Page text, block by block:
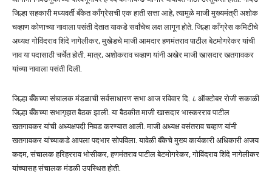
जिल्हा सहकारी मध्यवर्ती बँकेत काँग्रेसची एक हाती सत्ता आहे, त्यामुळे माजी मुख्यमंत्री अशोक
चव्हाण कोणाच्या नावाला पसंती देतात याकडे सर्वांचेच लक्ष लागून होते. जिल्हा काँग्रेस कमिटीचे
अध्यक्ष गोविंदराव शिंदे नागेलीकर, मुखेडचे माजी आमदार हणमंतराव पाटील बेटमोगरेकर यांची
नाव या पदासाठी चर्चेत होती. मात्र, अशोकराव चव्हाण यांनी अखेर माजी खासदार खतगावकर
यांच्या नावाला पसंती दिली.
जिल्हा बँकेच्या संचालक मंडळाची सर्वसाधारण सभा आज रविवार दि. ८ ऑक्टोबर रोजी सकाळी
जिल्हा बँकेच्या सभागृहात बैठक झाली. या बैठकीत माजी खासदार भास्करराव पाटील
खतगावकर यांची अध्यक्षपदी निवड करण्यात आली. माजी अध्यक्ष वसंतराव चव्हाण यांनी
खतगावकर यांच्याकडे आपला पदभार सोपविला. यावेळी बँकेचे मुख्य कार्यकारी अधिकारी अजय
कदम, संचालक हरिहरराव भोसीकर, हणमंतराव पाटील बेटमोगरेकर, गोविंदराव शिंदे नागेलीकर
यांच्यासह संचालक मंडळी उपस्थित होती.